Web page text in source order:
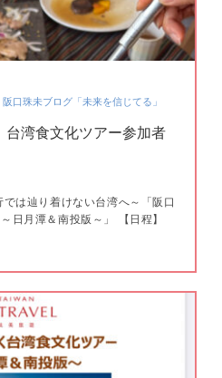
阪口珠未ブログ「未来を信じてる」
台湾食文化ツアー参加者
は辿り着けない台湾へ～「阪口
日月潭＆南投版～」 【日程】